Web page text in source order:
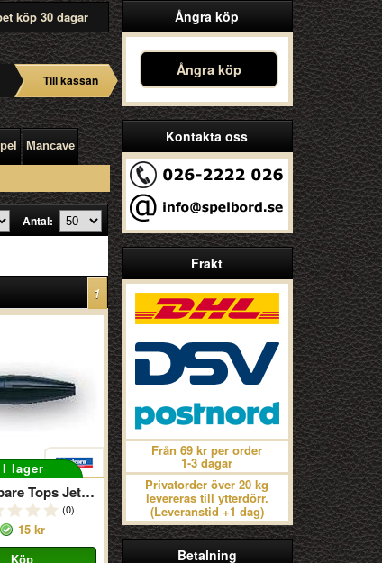
köp 30 dagar
Till kassan
Mancave
Ångra köp
Ångra köp
Kontakta oss
Frakt
Från 69 kr per order
1-3 dagar
Privatorder över 20 kg
levereras till ytterdörr.
(Leveranstid +1 dag)
Betalning
Antal:
1
I lager
Black Spare Tops Jet Stems
(0)
15 kr